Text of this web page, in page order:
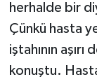
herhalde bir
Çünkü hasta
iştahının
konuştu.